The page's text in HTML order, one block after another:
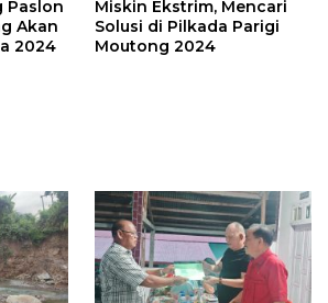
Paslon
Akan
2024
Miskin Ekstrim, Mencari
Solusi di Pilkada Parigi
Moutong 2024